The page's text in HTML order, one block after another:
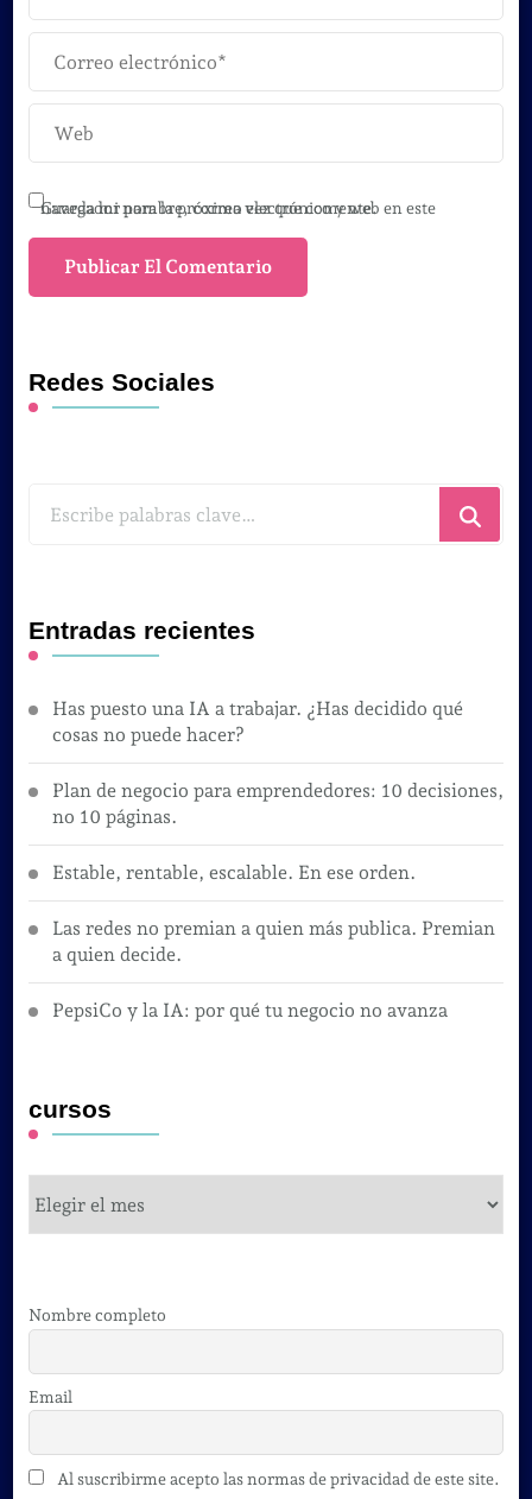
Guarda mi nombre, correo electrónico y web en este navegador para la próxima vez que comente.
Redes Sociales
Entradas recientes
Has puesto una IA a trabajar. ¿Has decidido qué
cosas no puede hacer?
Plan de negocio para emprendedores: 10 decisiones,
no 10 páginas.
Estable, rentable, escalable. En ese orden.
Las redes no premian a quien más publica. Premian
a quien decide.
PepsiCo y la IA: por qué tu negocio no avanza
cursos
Nombre completo
Email
Al suscribirme acepto las normas de privacidad de este site.